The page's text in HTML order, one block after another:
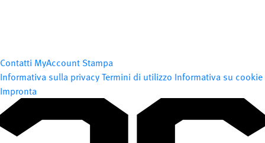
Contatti MyAccount Stampa
Informativa sulla privacyTermini di utilizzo Informativa su cookie
Impronta